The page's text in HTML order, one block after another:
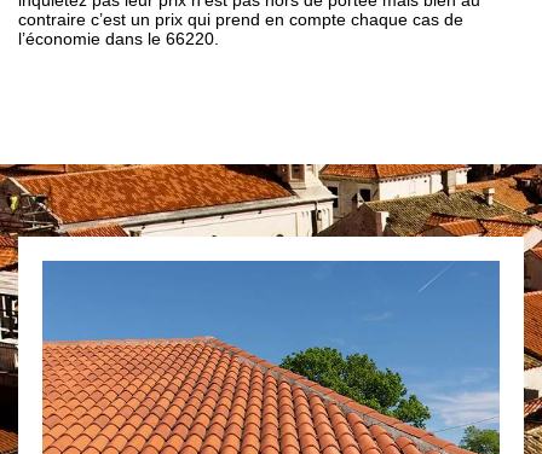
contraire c’est un prix qui prend en compte chaque cas de
l’économie dans le 66220.